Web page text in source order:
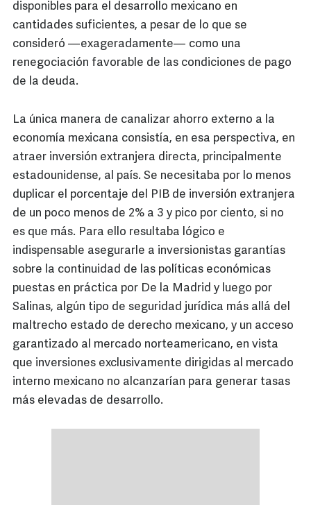
disponibles para el desarrollo mexicano en
cantidades suficientes, a pesar de lo que se
consideró —exageradamente— como una
renegociación favorable de las condiciones de pago
de la deuda.
La única manera de canalizar ahorro externo a la
economía mexicana consistía, en esa perspectiva, en
atraer inversión extranjera directa, principalmente
estadounidense, al país. Se necesitaba por lo menos
duplicar el porcentaje del PIB de inversión extranjera
de un poco menos de 2% a 3 y pico por ciento, si no
es que más. Para ello resultaba lógico e
indispensable asegurarle a inversionistas garantías
sobre la continuidad de las políticas económicas
puestas en práctica por De la Madrid y luego por
Salinas, algún tipo de seguridad jurídica más allá del
maltrecho estado de derecho mexicano, y un acceso
garantizado al mercado norteamericano, en vista
que inversiones exclusivamente dirigidas al mercado
interno mexicano no alcanzarían para generar tasas
más elevadas de desarrollo.